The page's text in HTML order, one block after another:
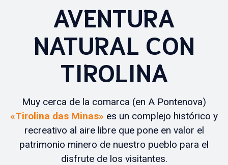
AVENTURA
NATURAL CON
TIROLINA
Muy cerca de la comarca (en A Pontenova)
«Tirolina das Minas» es un complejo histórico y
recreativo al aire libre que pone en valor el
patrimonio minero de nuestro pueblo para el
disfrute de los visitantes.